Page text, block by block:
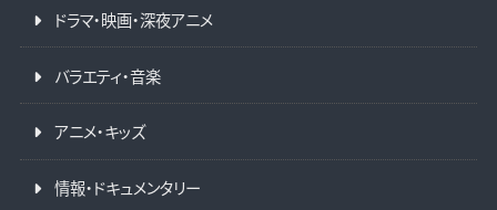
ドラマ・映画・深夜アニメ
バラエティ・音楽
アニメ・キッズ
情報・ドキュメンタリー